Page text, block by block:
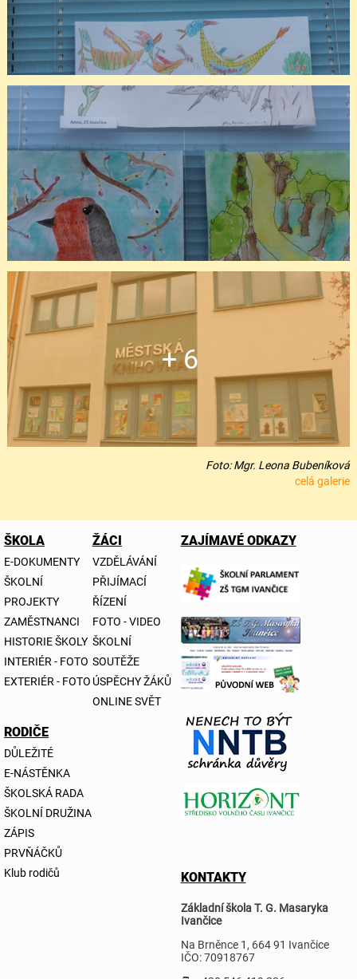
+ 6
Foto: Mgr. Leona Bubeníková
celá galerie
ŠKOLA
E-DOKUMENTY
ŠKOLNÍ
PROJEKTY
ZAMĚSTNANCI
HISTORIE ŠKOLY
INTERIÉR - FOTO
EXTERIÉR - FOTO
ŽÁCI
VZDĚLÁVÁNÍ
PŘIJÍMACÍ
ŘÍZENÍ
FOTO - VIDEO
ŠKOLNÍ
SOUTĚŽE
ÚSPĚCHY ŽÁKŮ
ONLINE SVĚT
RODIČE
DŮLEŽITÉ
E-NÁSTĚNKA
ŠKOLSKÁ RADA
ŠKOLNÍ DRUŽINA
ZÁPIS
PRVŇÁČKŮ
Klub rodičů
ZAJÍMAVÉ ODKAZY
KONTAKTY
Základní škola T. G. Masaryka
Ivančice
Na Brněnce 1, 664 91 Ivančice
IČO: 70918767